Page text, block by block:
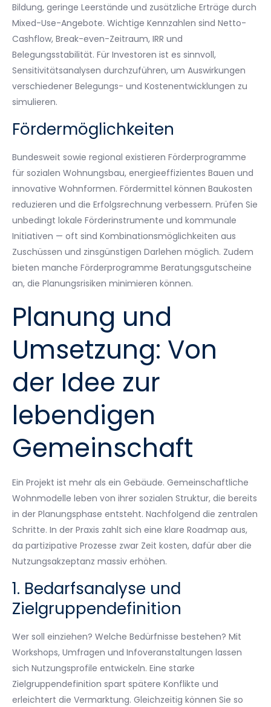
Bildung, geringe Leerstände und zusätzliche Erträge durch
Mixed-Use-Angebote. Wichtige Kennzahlen sind Netto-
Cashflow, Break-even-Zeitraum, IRR und
Belegungsstabilität. Für Investoren ist es sinnvoll,
Sensitivitätsanalysen durchzuführen, um Auswirkungen
verschiedener Belegungs- und Kostenentwicklungen zu
simulieren.
Fördermöglichkeiten
Bundesweit sowie regional existieren Förderprogramme
für sozialen Wohnungsbau, energieeffizientes Bauen und
innovative Wohnformen. Fördermittel können Baukosten
reduzieren und die Erfolgsrechnung verbessern. Prüfen Sie
unbedingt lokale Förderinstrumente und kommunale
Initiativen — oft sind Kombinationsmöglichkeiten aus
Zuschüssen und zinsgünstigen Darlehen möglich. Zudem
bieten manche Förderprogramme Beratungsgutscheine
an, die Planungsrisiken minimieren können.
Planung und
Umsetzung: Von
der Idee zur
lebendigen
Gemeinschaft
Ein Projekt ist mehr als ein Gebäude. Gemeinschaftliche
Wohnmodelle leben von ihrer sozialen Struktur, die bereits
in der Planungsphase entsteht. Nachfolgend die zentralen
Schritte. In der Praxis zahlt sich eine klare Roadmap aus,
da partizipative Prozesse zwar Zeit kosten, dafür aber die
Nutzungsakzeptanz massiv erhöhen.
1. Bedarfsanalyse und
Zielgruppendefinition
Wer soll einziehen? Welche Bedürfnisse bestehen? Mit
Workshops, Umfragen und Infoveranstaltungen lassen
sich Nutzungsprofile entwickeln. Eine starke
Zielgruppendefinition spart spätere Konflikte und
erleichtert die Vermarktung. Gleichzeitig können Sie so